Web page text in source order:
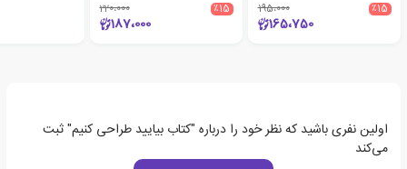
٪15 195،000
165،750
٪15 220،000
187،000
اولین نفری باشید که نظر خود را درباره "کتاب بیایید طراحی کنیم" ثبت
می‌کند